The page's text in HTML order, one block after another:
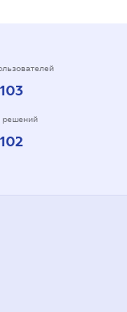
решений